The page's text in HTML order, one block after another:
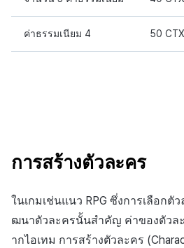
ค่าธรรมเนียม 4 50
การสร้างตัวละคร
ในเกมเช่นแนว RPG ซึ่งการเลือกตั
ฒนาตัวละครนั้นสำคัญ ค่าของตัวล
ากไอเทม การสร้างตัวละคร